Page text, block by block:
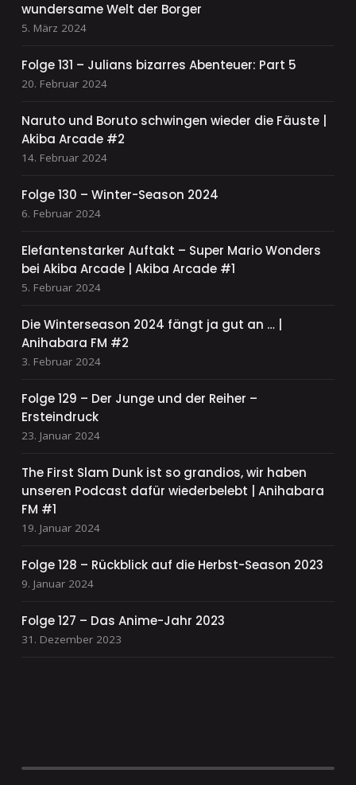
wundersame Welt der Borger
5. März 2024
Folge 131 – Julians bizarres Abenteuer: Part 5
20. Februar 2024
Naruto und Boruto schwingen wieder die Fäuste |
Akiba Arcade #2
14. Februar 2024
Folge 130 – Winter-Season 2024
6. Februar 2024
Elefantenstarker Auftakt – Super Mario Wonders
bei Akiba Arcade | Akiba Arcade #1
5. Februar 2024
Die Winterseason 2024 fängt ja gut an … |
Anihabara FM #2
3. Februar 2024
Folge 129 – Der Junge und der Reiher –
Ersteindruck
23. Januar 2024
The First Slam Dunk ist so grandios, wir haben
unseren Podcast dafür wiederbelebt | Anihabara
FM #1
19. Januar 2024
Folge 128 – Rückblick auf die Herbst-Season 2023
9. Januar 2024
Folge 127 – Das Anime-Jahr 2023
31. Dezember 2023